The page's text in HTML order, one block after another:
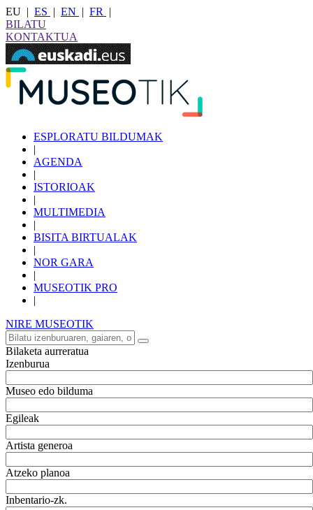
EU | ES | EN | FR
|
BILATU
KONTAKTUA
ESPLORATU BILDUMAK
|
AGENDA
|
ISTORIOAK
|
MULTIMEDIA
|
BISITA BIRTUALAK
|
NOR GARA
|
MUSEOTIK PRO
|
NIRE MUSEOTIK
Bilaketa aurreratua
Izenburua
Museo edo bilduma
Egileak
Artista generoa
Atzeko planoa
Inbentario-zk.